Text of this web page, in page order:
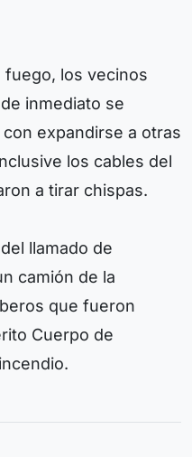
fuego, los vecinos
inmediato se
expandirse a otras
los cables del
a tirar chispas.
llamado de
camión de la
que fueron
Cuerpo de